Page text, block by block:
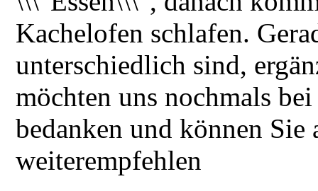
Kachelofen schlafen.
unterschiedlich sind,
möchten uns nochmals
bedanken und können
weiterempfehlen